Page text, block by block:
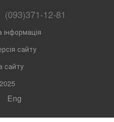
(093)371-12-81
інформація
сайту
сайту
Eng